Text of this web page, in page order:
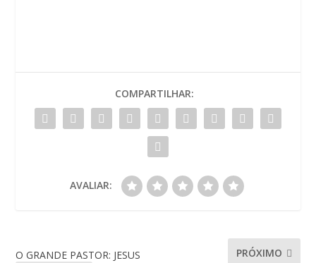
COMPARTILHAR:
AVALIAR:
O GRANDE PASTOR: JESUS
PRÓXIMO